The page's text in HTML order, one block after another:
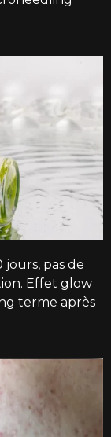
jours, pas de
Effet glow
terme après